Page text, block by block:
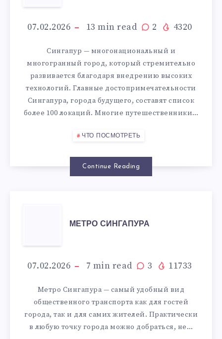
ПОСМОТРЕТЬ
В
СИНГАПУРЕ
07.02.2026 13 min read 2 4320
Сингапур — многонациональный и
многогранный город, который стремительно
развивается благодаря внедрению высоких
технологий. Главные достопримечательности
Сингапура, города будущего, составят список
более 100 локаций. Многие путешественники…
ЧТО ПОСМОТРЕТЬ
Continue Reading
МЕТРО
СИНГАПУРА
МЕТРО СИНГАПУРА
07.02.2026 7 min read 3 11733
Метро Сингапура — самый удобный вид
общественного транспорта как для гостей
города, так и для самих жителей. Практически
в любую точку города можно добраться, не…